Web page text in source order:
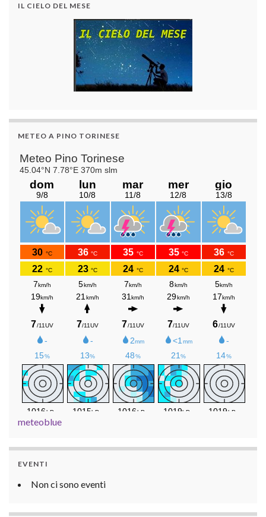
IL CIELO DEL MESE
METEO A PINO TORINESE
meteoblue
EVENTI
Non ci sono eventi